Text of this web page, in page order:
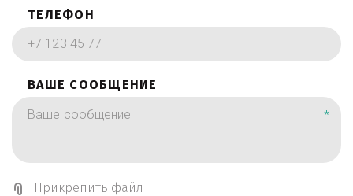
ТЕЛЕФОН
ВАШЕ СООБЩЕНИЕ
*
Прикрепить файл